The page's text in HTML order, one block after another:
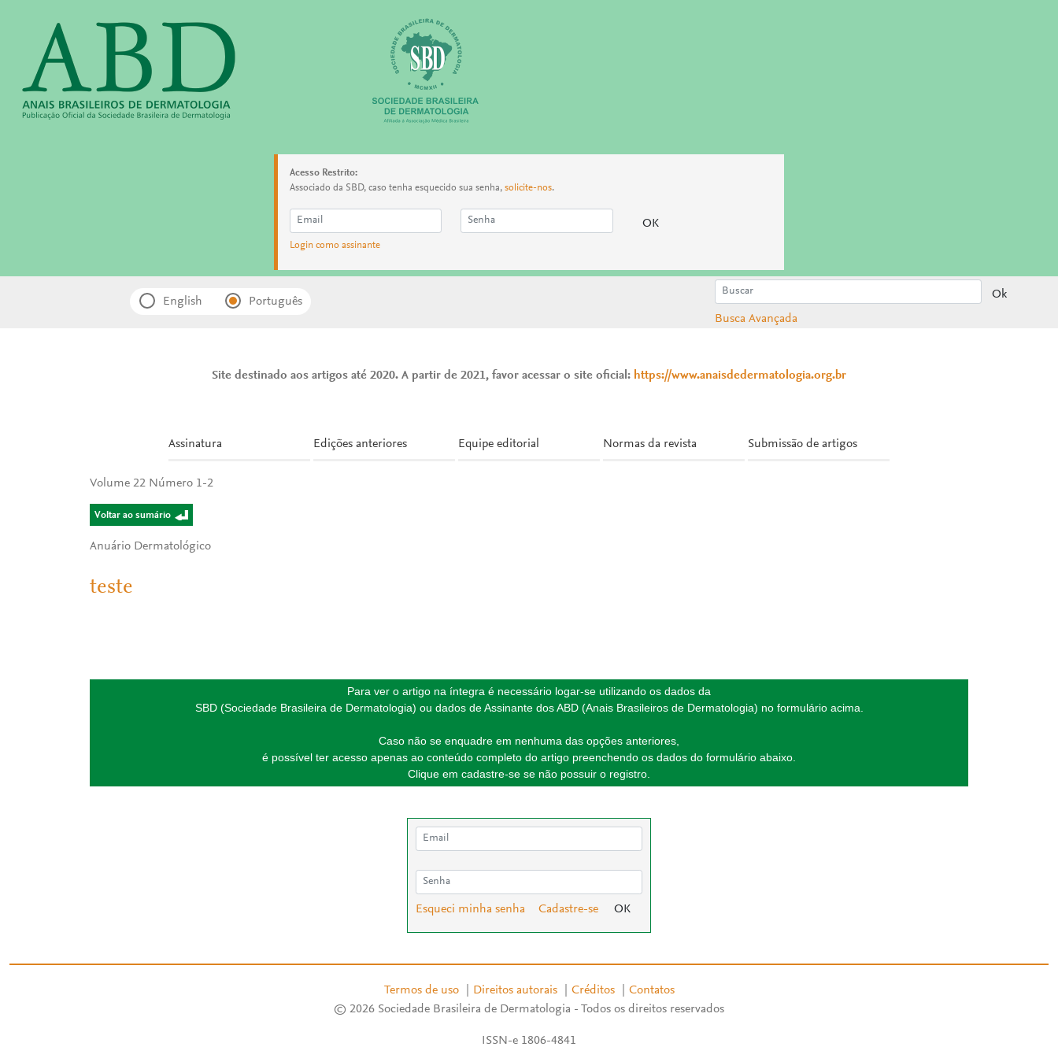
Acesso Restrito:
Associado da SBD, caso tenha esquecido sua senha, solicite-nos.
Login como assinante
English Português
Ok
Busca Avançada
Site destinado aos artigos até 2020. A partir de 2021, favor acessar o site oficial: https://www.anaisdedermatologia.org.br
Assinatura Edições anteriores Equipe editorial Normas da revista Submissão de artigos
Volume 22 Número 1-2
Voltar ao sumário
Anuário Dermatológico
teste
Para ver o artigo na íntegra é necessário logar-se utilizando os dados da
SBD (Sociedade Brasileira de Dermatologia) ou dados de Assinante dos ABD (Anais Brasileiros de Dermatologia) no formulário acima.
Caso não se enquadre em nenhuma das opções anteriores,
é possível ter acesso apenas ao conteúdo completo do artigo preenchendo os dados do formulário abaixo.
Clique em cadastre-se se não possuir o registro.
Esqueci minha senha Cadastre-se
Termos de uso Direitos autorais Créditos
Contatos
© 2026 Sociedade Brasileira de Dermatologia - Todos os direitos reservados
ISSN-e 1806-4841